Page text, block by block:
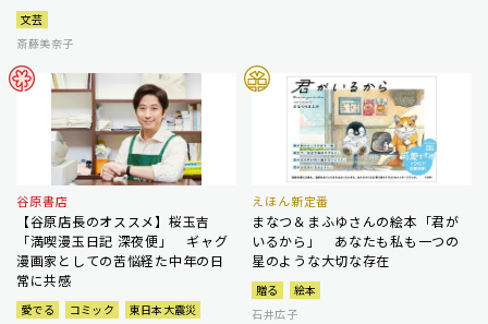
文芸
斎藤美奈子
谷原書店
【谷原店長のオススメ】桜玉吉
「満喫漫玉日記 深夜便」 ギャグ
漫画家としての苦悩経た中年の日
常に共感
愛でる コミック
東日本大震災
えほん新定番
まなつ＆まふゆさんの絵本「君が
いるから」 あなたも私も一つの
星のような大切な存在
贈る
絵本
石井広子